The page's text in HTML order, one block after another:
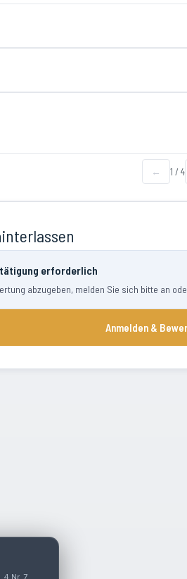
← 1 / 4
erforderlich
abzugeben, melden Sie sich bitte an
Anmelden &
4 Nr. 7